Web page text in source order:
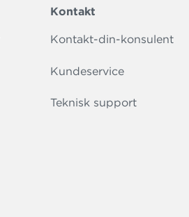
Kontakt
Kontakt-din-konsulent
Kundeservice
Teknisk support